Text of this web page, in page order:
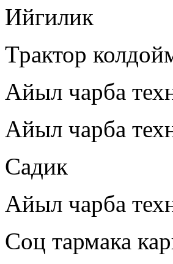
Ийгилик
Трактор
Айыл чарба
Айыл чарба
Садик
Айыл чарба
Соц тармака